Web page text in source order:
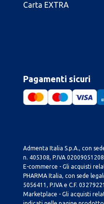
Carta EXTRA
Pagamenti sicuri
Admenta Italia S.p.A., con
n. 405308, P.IVA
E-commerce - Gli acquisti
PHARMA Italia, con sede
5056411, P.IVA e C.F.
Marketplace - Gli acquisti